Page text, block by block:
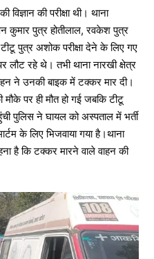
की परीक्षा थी। थाना
कुमार पुत्र होतीलाल, रवकेश पुत्र
पुत्र अशोक परीक्षा देने के लिए गए
लौट रहे थे। तभी थाना नारखी क्षेत्र
ने उनकी बाइक में टक्कर मार दी।
पर ही मौत हो गई जबकि टीटू
पुलिस ने घायल को अस्पताल में भर्ती
के लिए भिजवाया गया है।थाना
है कि टक्कर मारने वाले वाहन की